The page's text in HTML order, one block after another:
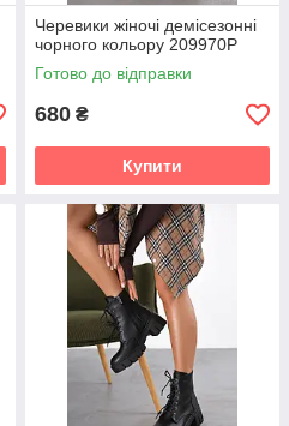
Черевики жіночі демісезонні
чорного кольору 209970P
Готово до відправки
680 ₴
Купити